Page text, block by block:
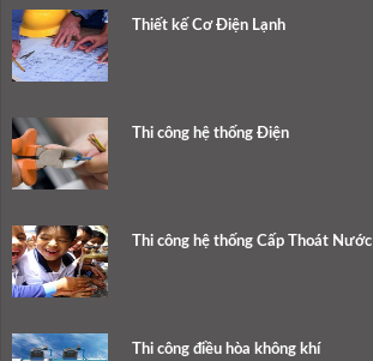
Thiết kế Cơ Điện Lạnh
Thi công hệ thống Điện
Thi công hệ thống Cấp Thoát Nước
Thi công điều hòa không khí